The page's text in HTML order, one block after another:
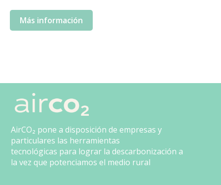
Más información
AirCO₂ pone a disposición de empresas y
particulares las herramientas
tecnológicas para lograr la descarbonización a
la vez que potenciamos el medio rural